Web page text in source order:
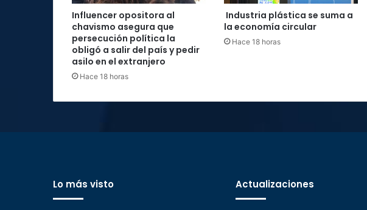
Influencer opositora al
chavismo asegura que
persecución política la
obligó a salir del país y pedir
asilo en el extranjero
Hace 18 horas
Industria plástica se suma a
la economía circular
Hace 18 horas
Lo más visto Actualizaciones